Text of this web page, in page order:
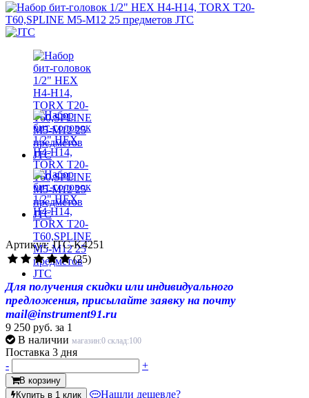
Артикул: JTC-K4251
(25)
Для получения скидки или индивидуального
предложения, присылайте заявку на почту
mail@instrument91.ru
9 250 руб. за 1
В наличии магазин:0 склад:100
Поставка 3 дня
-
+
В корзину
Купить в 1 клик
Нашли дешевле?